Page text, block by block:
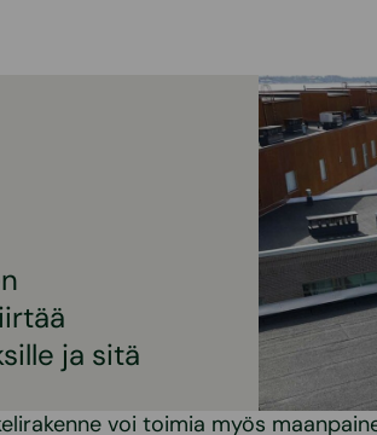
ja sitä
voi toimia myös